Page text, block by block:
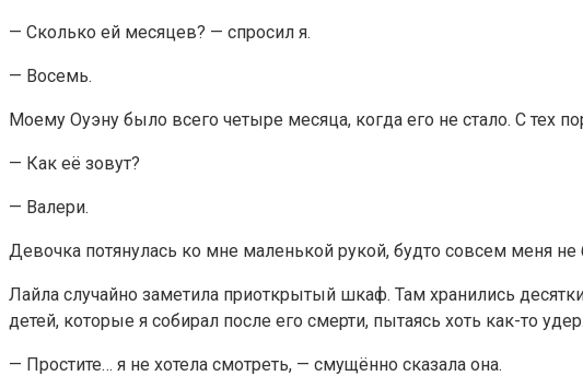
— Сколько ей месяцев? — спросил я.
— Восемь.
Моему Оуэну было всего четыре месяца, когда его не стало. С тех
— Как её зовут?
— Валери.
Девочка потянулась ко мне маленькой рукой, будто совсем меня
Лайла случайно заметила приоткрытый шкаф. Там хранились
детей, которые я собирал после его смерти, пытаясь хоть как-то
— Простите… я не хотела смотреть, — смущённо сказала она.